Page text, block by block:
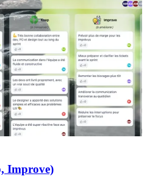
Improve)